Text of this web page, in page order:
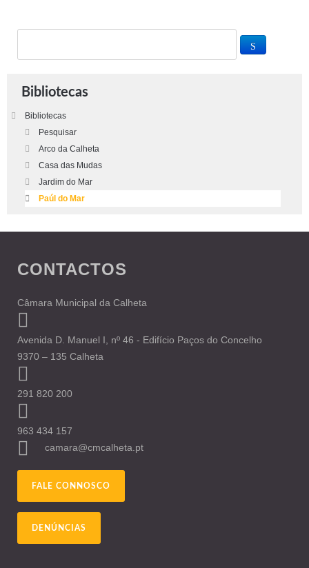
Bibliotecas
Bibliotecas
Pesquisar
Arco da Calheta
Casa das Mudas
Jardim do Mar
Paúl do Mar
CONTACTOS
Câmara Municipal da Calheta
Avenida D. Manuel I, nº 46 - Edifício Paços do Concelho
9370 – 135 Calheta
291 820 200
963 434 157
camara@cmcalheta.pt
FALE CONNOSCO
DENÚNCIAS